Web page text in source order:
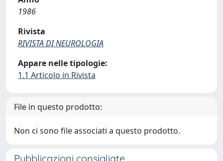
1986
Rivista
RIVISTA DI NEUROLOGIA
Appare nelle tipologie:
1.1 Articolo in Rivista
File in questo prodotto:
Non ci sono file associati a questo prodotto.
Pubblicazioni consigliate